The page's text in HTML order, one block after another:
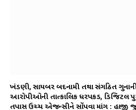
ખંડણી, સાયબર બદનામી તથા સંગઠિત
આરોપીઓની તાત્કાલિક ધરપકડ, ડિજિટલ
તપાસ ઉચ્ચ એજન્સીને સોંપવા માંગ : હાજી